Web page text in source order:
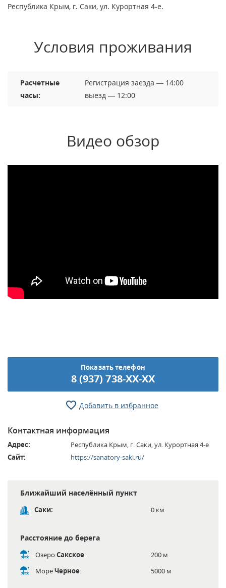
Республика Крым, г. Саки, ул. Курортная 4-е.
Условия проживания
Расчетные
часы:
Регистрация заезда — 14:00
выезд — 12:00
Видео обзор
Показать телефон
8 (937) 738-XX-XX
Добавить в избранное
Контактная информация
Адрес:
Республика Крым, г. Саки, ул. Курортная 4-е
Сайт:
https://sanatory-saki.ru/
Ближайший населённый пункт
Саки: 0 км
Расстояние до берега
Озеро Сакское:
200 м
МореЧерное: 5000 м